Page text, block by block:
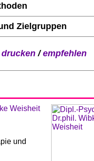
Zielgruppen
drucken/empfehlen
Weisheit
und